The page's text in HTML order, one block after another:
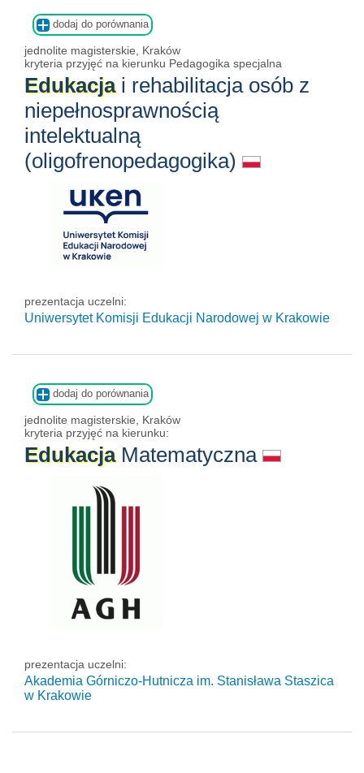
dodaj do porównania
jednolite magisterskie, Kraków
kryteria przyjęć na kierunku Pedagogika specjalna
Edukacjai rehabilitacja osób z
niepełnosprawnością
intelektualną
(oligofrenopedagogika)
prezentacja uczelni:
Uniwersytet Komisji Edukacji Narodowej w Krakowie
dodaj do porównania
jednolite magisterskie, Kraków
kryteria przyjęć na kierunku:
EdukacjaMatematyczna
prezentacja uczelni:
Akademia Górniczo-Hutnicza im. Stanisława Staszica
w Krakowie